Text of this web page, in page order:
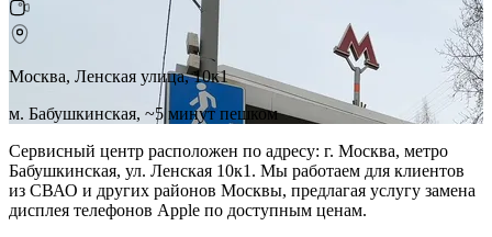
Москва, Ленская улица, 10к1
м. Бабушкинская, ~5 минут пешком
Сервисный центр расположен по адресу: г. Москва, метро
Бабушкинская, ул. Ленская 10к1. Мы работаем для клиентов
из СВАО и других районов Москвы, предлагая услугу замена
дисплея телефонов Apple по доступным ценам.